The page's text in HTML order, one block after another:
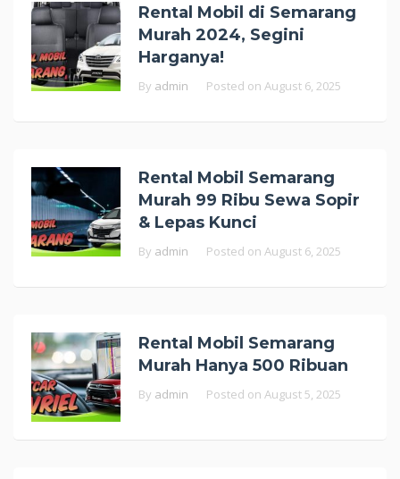
Rental Mobil di Semarang
Murah 2024, Segini
Harganya!
By admin Posted on August 6, 2025
Rental Mobil Semarang
Murah 99 Ribu Sewa Sopir
& Lepas Kunci
By admin Posted on August 6, 2025
Rental Mobil Semarang
Murah Hanya 500 Ribuan
By admin Posted on August 5, 2025